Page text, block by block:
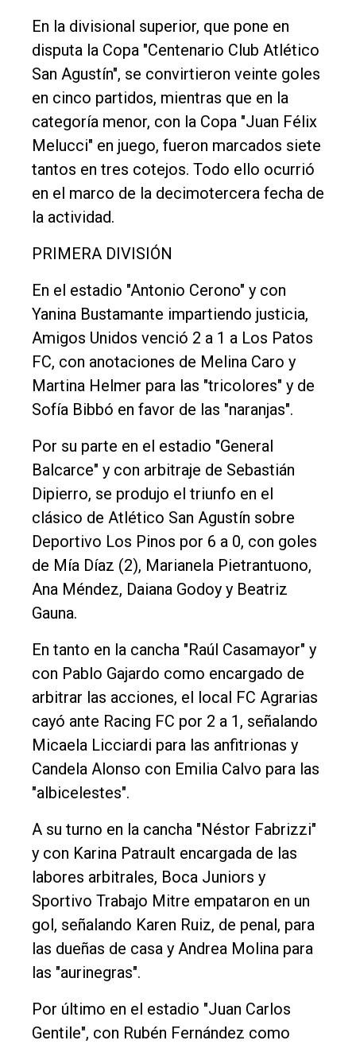
Entrevistas
Rural
Deportes
Fúnebres
Edición
Empresa
Nosotros
Contacto
En la divisional superior, que pone en
disputa la Copa "Centenario Club Atlético
San Agustín", se convirtieron veinte goles
en cinco partidos, mientras que en la
categoría menor, con la Copa "Juan Félix
Melucci" en juego, fueron marcados siete
tantos en tres cotejos. Todo ello ocurrió
en el marco de la decimotercera fecha de
la actividad.
PRIMERA DIVISIÓN
En el estadio "Antonio Cerono" y con
Yanina Bustamante impartiendo justicia,
Amigos Unidos venció 2 a 1 a Los Patos
FC, con anotaciones de Melina Caro y
Martina Helmer para las "tricolores" y de
Sofía Bibbó en favor de las "naranjas".
Por su parte en el estadio "General
Balcarce" y con arbitraje de Sebastián
Dipierro, se produjo el triunfo en el
clásico de Atlético San Agustín sobre
Deportivo Los Pinos por 6 a 0, con goles
de Mía Díaz (2), Marianela Pietrantuono,
Ana Méndez, Daiana Godoy y Beatriz
Gauna.
En tanto en la cancha "Raúl Casamayor" y
con Pablo Gajardo como encargado de
arbitrar las acciones, el local FC Agrarias
cayó ante Racing FC por 2 a 1, señalando
Micaela Licciardi para las anfitrionas y
Candela Alonso con Emilia Calvo para las
"albicelestes".
A su turno en la cancha "Néstor Fabrizzi"
y con Karina Patrault encargada de las
labores arbitrales, Boca Juniors y
Sportivo Trabajo Mitre empataron en un
gol, señalando Karen Ruiz, de penal, para
las dueñas de casa y Andrea Molina para
las "aurinegras".
Por último en el estadio "Juan Carlos
Gentile", con Rubén Fernández como